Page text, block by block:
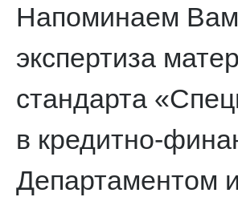
Напоминаем Вам
экспертиза
стандарта
в кредитно-
Департаментом